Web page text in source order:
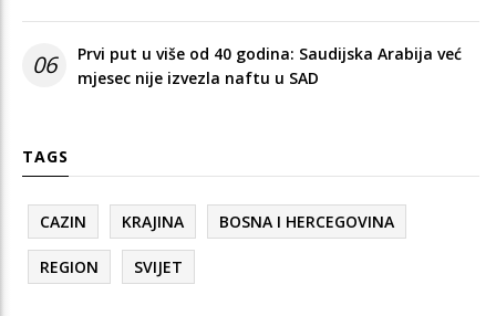
06
Prvi put u više od 40 godina: Saudijska Arabija već
mjesec nije izvezla naftu u SAD
TAGS
CAZIN KRAJINA BOSNA I HERCEGOVINA
REGION SVIJET